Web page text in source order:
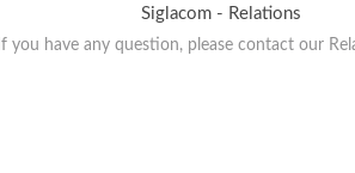
Siglacom - Relations
If you have any question, please contact our